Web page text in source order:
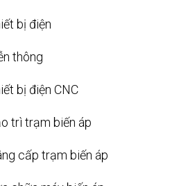
bị điện
thông
bị điện CNC
trì trạm biến áp
cấp trạm biến áp